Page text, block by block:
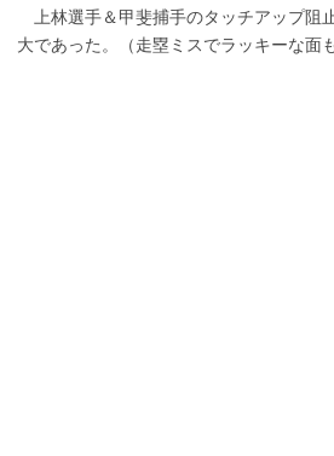
上林選手＆甲斐捕手のタッチアップ阻
大であった。（走塁ミスでラッキーな面